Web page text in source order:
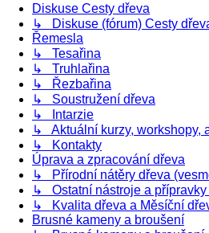
Diskuse Cesty dřeva
↳ Diskuse (fórum) Cesty
Řemesla
↳ Tesařina
↳ Truhlařina
↳ Řezbařina
↳ Soustružení dřeva
↳ Intarzie
↳ Aktuální kurzy, workshopy,
↳ Kontakty
Úprava a zpracování dřeva
↳ Přírodní nátěry dřeva
↳ Ostatní nástroje a přípravky
↳ Kvalita dřeva a Měsíční
Brusné kameny a broušení